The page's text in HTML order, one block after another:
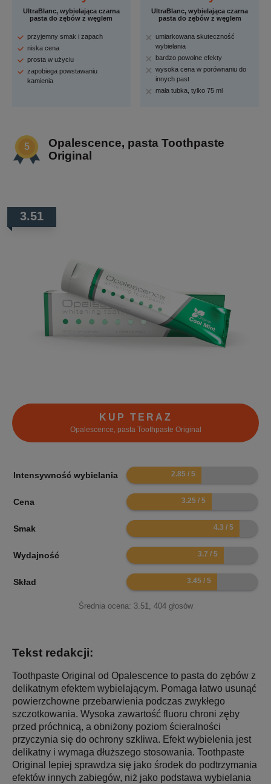
UltraBlanc, wybielająca czarna
pasta do zębów z węglem
przyjemny smak i zapach
niska cena
prosta w użyciu
zapobiega powstawaniu
kamienia
UltraBlanc, wybielająca czarna
pasta do zębów z węglem
umiarkowana skuteczność
wybielania
bardzo powolne efekty
wysoka cena w porównaniu do
innych past
mała tubka, tylko 75 ml
Opalescence, pasta Toothpaste
Original
3.51
KUP TERAZ
Opalescence, pasta Toothpaste Original
Intensywność wybielania 5.7
Cena 6.5
Smak 8.6
Wydajność 7.4
Skład 6.9
Średnia ocena: 3.51, 404głosów
Tekst redakcji:
Toothpaste Original od Opalescence to pasta do zębów z
delikatnym efektem wybielającym. Pomaga łatwo usunąć
powierzchowne przebarwienia podczas zwykłego
szczotkowania. Wysoka zawartość fluoru chroni zęby
przed próchnicą, a obniżony poziom ścieralności
przyczynia się do ochrony szkliwa. Efekt wybielenia jest
delikatny i wymaga dłuższego stosowania. Toothpaste
Original lepiej sprawdza się jako środek do podtrzymania
efektów innych zabiegów, niż jako podstawa wybielania